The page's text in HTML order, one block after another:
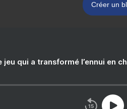
Créer un
jeu qui a transformé l’ennui en